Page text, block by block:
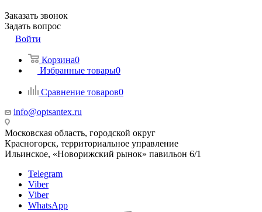
Заказать звонок
Задать вопрос
Войти
Корзина0
Избранные товары0
Сравнение товаров0
info@optsantex.ru
Московская область, городской округ
Красногорск, территориальное управление
Ильинское, «Новорижский рынок» павильон 6/1
Telegram
Viber
Viber
WhatsApp